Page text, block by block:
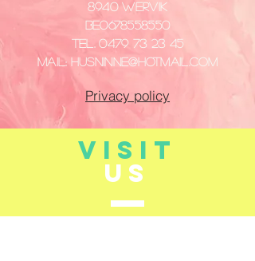
8940 Wervik
​BE0678558550
Tel.0479 73 23 45
Mail: husninne@hotmail.com
Privacy policy
VISIT
US